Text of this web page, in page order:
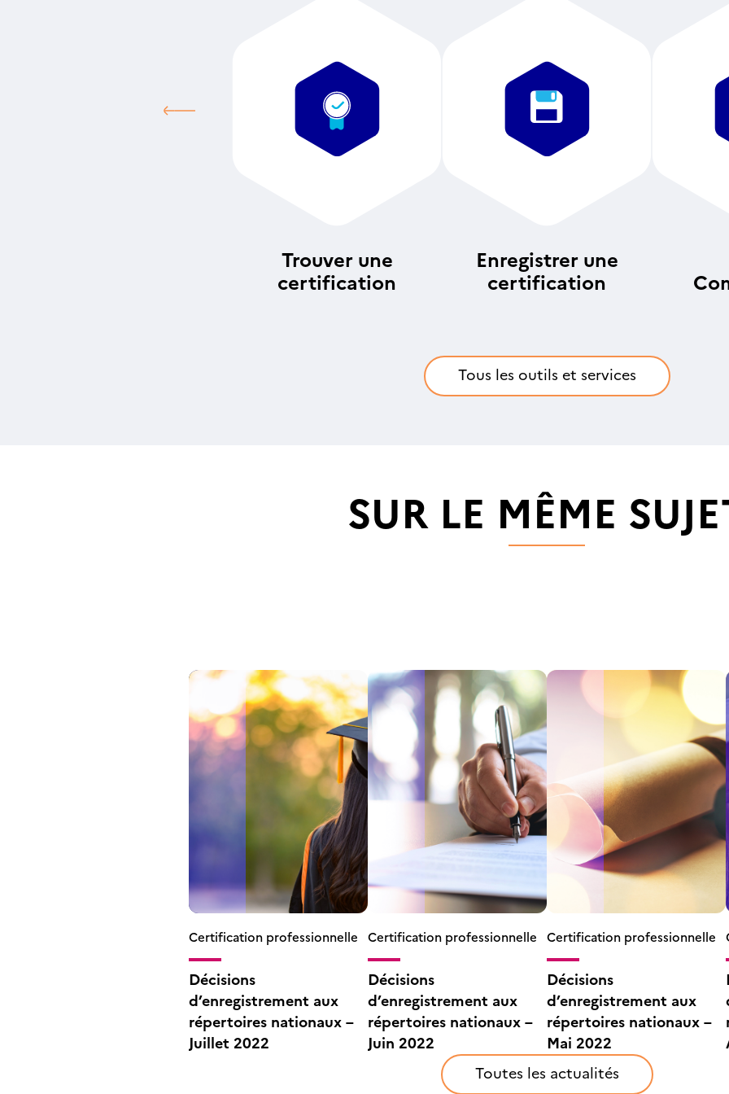
Trouver une
certification
Enregistrer une
certification
Tous les outils et services
SUR LE MÊME
Certification professionnelle
Décisions
d’enregistrement aux
répertoires nationaux –
Juillet 2022
Certification professionnelle
Décisions
d’enregistrement aux
répertoires nationaux –
Juin 2022
Certification professionnelle
Décisions
d’enregistrement aux
répertoires nationaux –
Mai 2022
Toutes les actualités